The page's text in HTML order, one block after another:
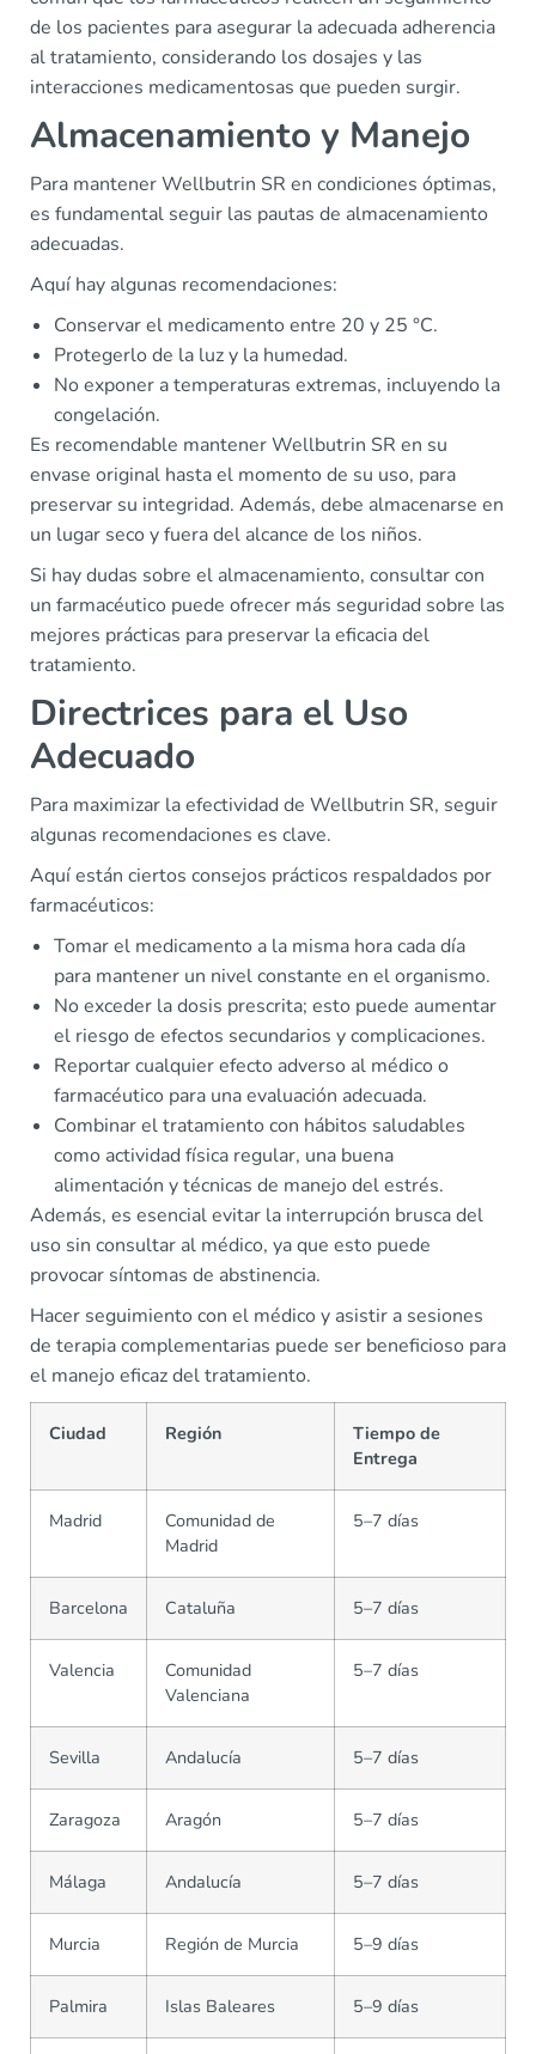
de los pacientes para asegurar la adecuada adherencia
al tratamiento, considerando los dosajes y las
interacciones medicamentosas que pueden surgir.
Almacenamiento y Manejo
Para mantener Wellbutrin SR en condiciones óptimas,
es fundamental seguir las pautas de almacenamiento
adecuadas.
Aquí hay algunas recomendaciones:
Conservar el medicamento entre 20 y 25 °C.
Protegerlo de la luz y la humedad.
No exponer a temperaturas extremas, incluyendo la
congelación.
Es recomendable mantener Wellbutrin SR en su
envase original hasta el momento de su uso, para
preservar su integridad. Además, debe almacenarse en
un lugar seco y fuera del alcance de los niños.
Si hay dudas sobre el almacenamiento, consultar con
un farmacéutico puede ofrecer más seguridad sobre las
mejores prácticas para preservar la eficacia del
tratamiento.
Directrices para el Uso
Adecuado
Para maximizar la efectividad de Wellbutrin SR, seguir
algunas recomendaciones es clave.
Aquí están ciertos consejos prácticos respaldados por
farmacéuticos:
Tomar el medicamento a la misma hora cada día
para mantener un nivel constante en el organismo.
No exceder la dosis prescrita; esto puede aumentar
el riesgo de efectos secundarios y complicaciones.
Reportar cualquier efecto adverso al médico o
farmacéutico para una evaluación adecuada.
Combinar el tratamiento con hábitos saludables
como actividad física regular, una buena
alimentación y técnicas de manejo del estrés.
Además, es esencial evitar la interrupción brusca del
uso sin consultar al médico, ya que esto puede
provocar síntomas de abstinencia.
Hacer seguimiento con el médico y asistir a sesiones
de terapia complementarias puede ser beneficioso para
el manejo eficaz del tratamiento.
Ciudad Región
Tiempo de
Entrega
Madrid
Comunidad de
Madrid
5–7 días
Barcelona Cataluña 5–7 días
Valencia
Comunidad
Valenciana
5–7 días
Sevilla Andalucía 5–7 días
Zaragoza Aragón 5–7 días
Málaga Andalucía 5–7 días
Murcia Región de Murcia 5–9 días
Palmira Islas Baleares 5–9 días